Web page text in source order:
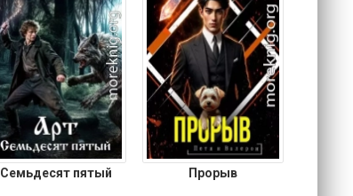
Семьдесят пятый Прорыв